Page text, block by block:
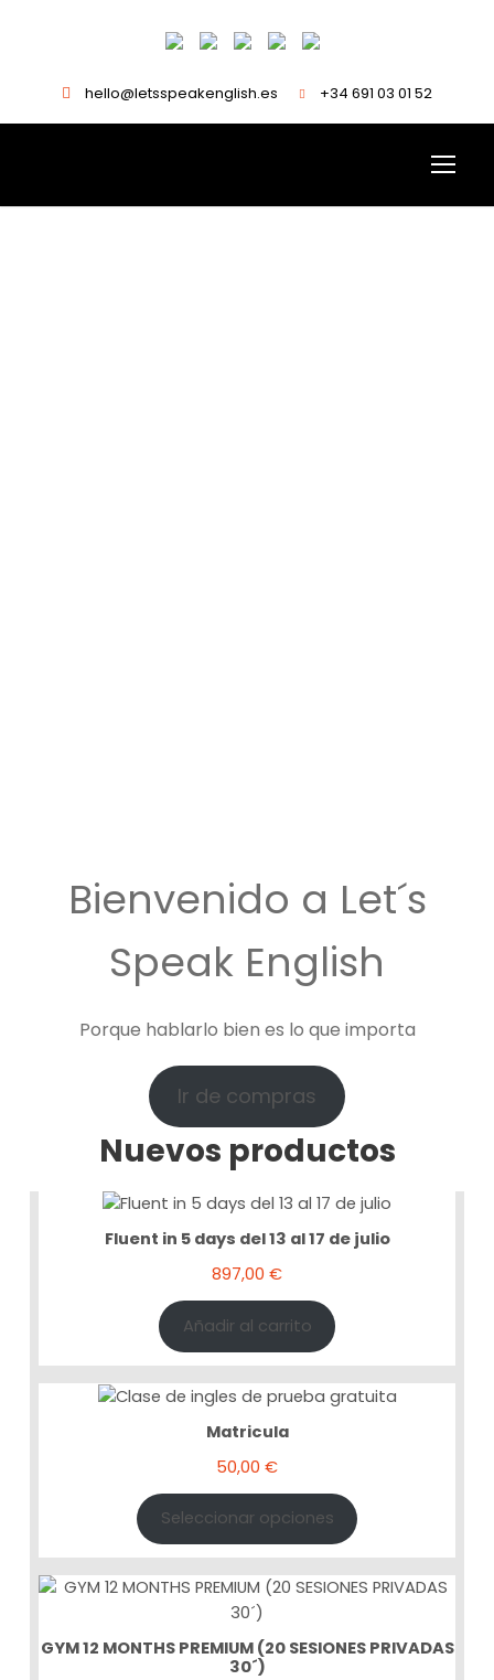
hello@letsspeakenglish.es +34 691 03 01 52
Bienvenido a Let´s
Speak English
Porque hablarlo bien es lo que importa
Ir de compras
Nuevos productos
Fluent in 5 days del 13 al 17 de julio
897,00 €
Añadir al carrito
Matricula
50,00 €
Seleccionar opciones
GYM 12 MONTHS PREMIUM (20 SESIONES PRIVADAS
30´)